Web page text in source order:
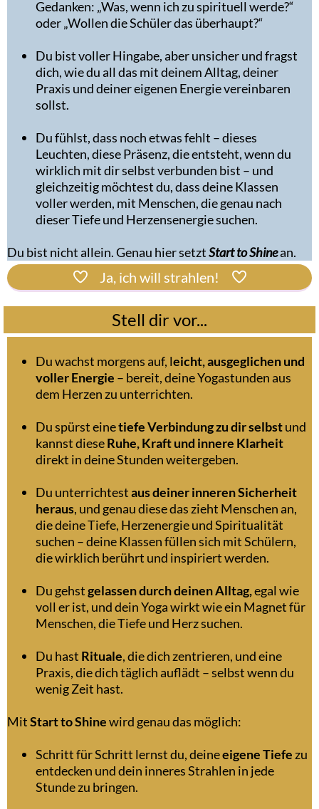
Gedanken: „Was, wenn ich zu spirituell werde?“
oder „Wollen die Schüler das überhaupt?“
Du bist voller Hingabe, aber unsicher und fragst
dich, wie du all das mit deinem Alltag, deiner
Praxis und deiner eigenen Energie vereinbaren
sollst.
Du fühlst, dass noch etwas fehlt – dieses
Leuchten, diese Präsenz, die entsteht, wenn du
wirklich mit dir selbst verbunden bist – und
gleichzeitig möchtest du, dass deine Klassen
voller werden, mit Menschen, die genau nach
dieser Tiefe und Herzensenergie suchen.
Du bist nicht allein. Genau hier setztStart to Shinean.
Ja, ich will strahlen!
Stell dir vor...
Du wachst morgens auf, leicht, ausgeglichen und
voller Energie – bereit, deine Yogastunden aus
dem Herzen zu unterrichten.
Du spürst einetiefe Verbindung zu dir selbstund
kannst dieseRuhe, Kraft und innere Klarheit
direkt in deine Stunden weitergeben.
Du unterrichtestaus deiner inneren Sicherheit
heraus, und genau diese das zieht Menschen an,
die deine Tiefe, Herzenergie und Spiritualität
suchen – deine Klassen füllen sich mit Schülern,
die wirklich berührt und inspiriert werden.
Du gehstgelassen durch deinen Alltag,egal wie
voll er ist, und dein Yoga wirkt wie ein Magnet für
Menschen, die Tiefe und Herz suchen.
Du hast Rituale, die dich zentrieren, und eine
Praxis, die dich täglich auflädt – selbst wenn du
wenig Zeit hast.
MitStart to Shinewird genau das möglich:
Schritt für Schritt lernst du, deineeigene Tiefe zu
entdecken und dein inneres Strahlen in jede
Stunde zu bringen.